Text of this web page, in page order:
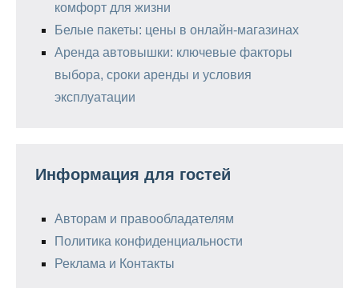
комфорт для жизни
Белые пакеты: цены в онлайн-магазинах
Аренда автовышки: ключевые факторы
выбора, сроки аренды и условия
эксплуатации
Информация для гостей
Авторам и правообладателям
Политика конфиденциальности
Реклама и Контакты